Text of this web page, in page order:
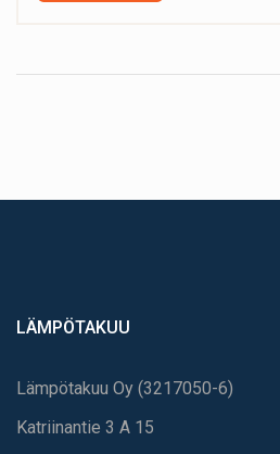
LÄMPÖTAKUU
Lämpötakuu Oy (3217050-6)
Katriinantie 3 A 15